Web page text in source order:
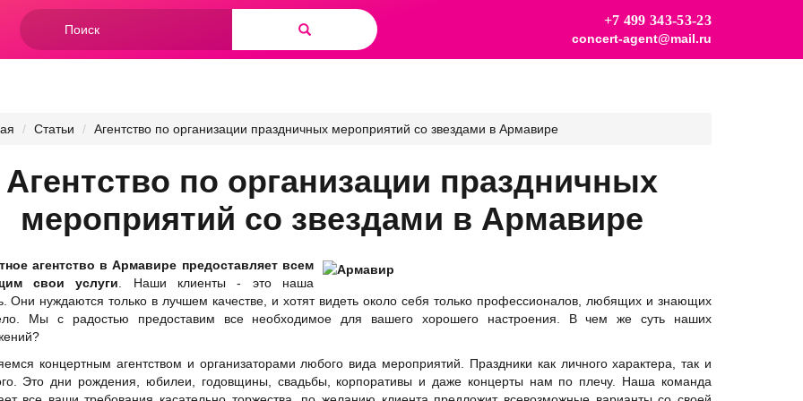
Форма
поиска
+7 499 343-53-23
concert-agent@mail.ru
Статьи Агентство по организации праздничных мероприятий со звездами в Армавире
Агентство по организации праздничных
мероприятий со звездами в Армавире
агентство в Армавире предоставляет всем
свои услуги . Наши клиенты - это наша
Они нуждаются только в лучшем качестве, и хотят видеть около себя только профессионалов, любящих и знающих
Мы с радостью предоставим все необходимое для вашего хорошего настроения. В чем же суть наших
концертным агентством и организаторами любого вида мероприятий. Праздники как личного характера, так и
Это дни рождения, юбилеи, годовщины, свадьбы, корпоративы и даже концерты нам по плечу. Наша команда